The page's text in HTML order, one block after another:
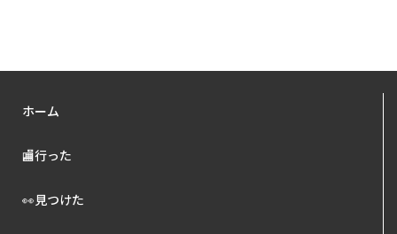
ホーム
🏬行った
👀見つけた